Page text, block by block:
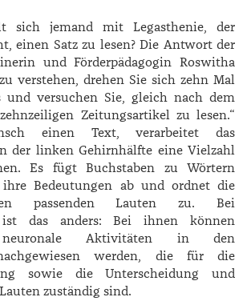
sich jemand mit Legasthenie, der
einen Satz zu lesen? Die Antwort der
und Förderpädagogin ­Roswitha
verstehen, drehen Sie sich zehn Mal
versuchen Sie, gleich nach dem
Zeitungsartikel zu lesen.“
einen Text, verarbeitet das
der linken Gehirnhälfte eine Vielzahl
Es fügt Buchstaben zu Wörtern
Bedeutungen ab und ordnet die
passenden Lauten zu. Bei
ist das anders: Bei ihnen können
neuronale Aktivitäten in den
werden, die für die
sowie die Unterscheidung und
zuständig sind.